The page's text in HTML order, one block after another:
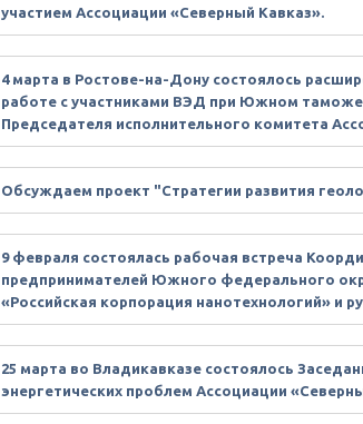
участием Ассоциации «Северный Кавказ».
4 марта в Ростове-на-Дону состоялось
работе с участниками ВЭД при Южном
Председателя исполнительного комитета
Обсуждаем проект "Стратегии развития
9 февраля состоялась рабочая встреча
предпринимателей Южного федерального
«Российская корпорация нанотехнологий» и
25 марта во Владикавказе состоялось
энергетических проблем Ассоциации